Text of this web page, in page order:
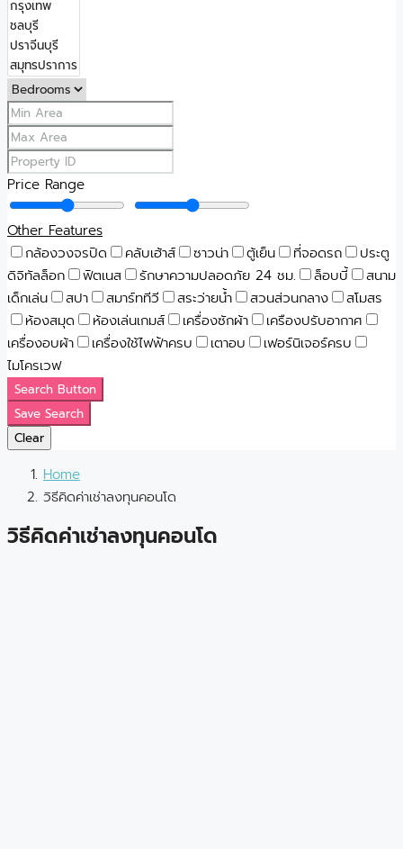
Price Range
Other Features
กล้องวงจรปิด
คลับเฮ้าส์ ซาวน่า ตู้เย็น ที่จอดรถ
ประตู
ดิจิทัลล็อก
ฟิตเนส รักษาความปลอดภัย 24 ชม. ล็อบบี้
สนาม
เด็กเล่น
สปา สมาร์ททีวี สระว่ายน้ำ สวนส่วนกลาง
สโมสร
ห้องสมุด
ห้องเล่นเกมส์ เครื่องซักผ้า
เครืองปรับอากาศ
เครื่องอบผ้า
เครื่องใช้ไฟฟ้าครบ เตาอบ
เฟอร์นิเจอร์ครบ
ไมโครเวฟ
Search Button
Save Search
Clear
Home
วิธีคิดค่าเช่าลงทุนคอนโด
วิธีคิดค่าเช่าลงทุนคอนโด